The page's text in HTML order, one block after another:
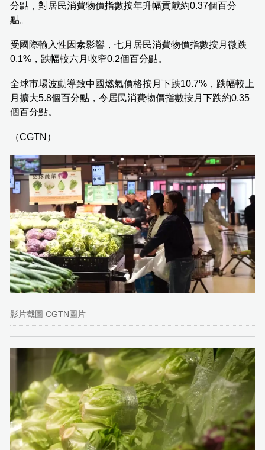
分點，對居民消費物價指數按年升幅貢獻約0.37個百分
點。
受國際輸入性因素影響，七月居民消費物價指數按月微跌
0.1%，跌幅較六月收窄0.2個百分點。
全球市場波動導致中國燃氣價格按月下跌10.7%，跌幅較上
月擴大5.8個百分點，令居民消費物價指數按月下跌約0.35
個百分點。
（CGTN）
影片截圖 CGTN圖片